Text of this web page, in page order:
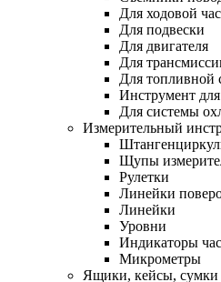
Для ходовой
Для подвески
Для двигателя
Для
Для топливной
Инструмент
Для системы
Измерительный
Щупы
Рулетки
Линейки
Линейки
Уровни
Индикаторы
Микрометры
Ящики, кейсы, сумки